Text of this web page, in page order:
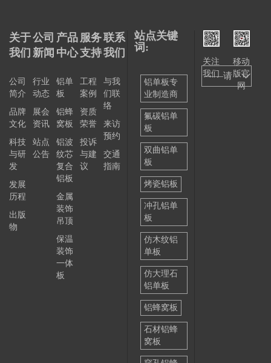
关于
我们
公司
简介
品牌
文化
科技
与研
发
发展
历程
出版
物
公司
新闻
行业
动态
展会
资讯
站点
公告
产品
中心
铝单
板
铝蜂
窝板
铝波
纹芯
复合
铝板
金属
装饰
吊顶
保温
装饰
一体
板
服务
支持
工程
案例
资质
荣誉
投诉
与建
议
联系
我们
与我
们联
络
来访
预约
交通
指南
站点关键
词:
铝单板专
业制造商
氟碳铝单
板
双曲铝单
板
烤瓷铝板
冲孔铝单
板
仿木纹铝
单板
仿大理石
铝单板
铝蜂窝板
石材铝蜂
窝板
关注
我们
移动
版官
网
——请